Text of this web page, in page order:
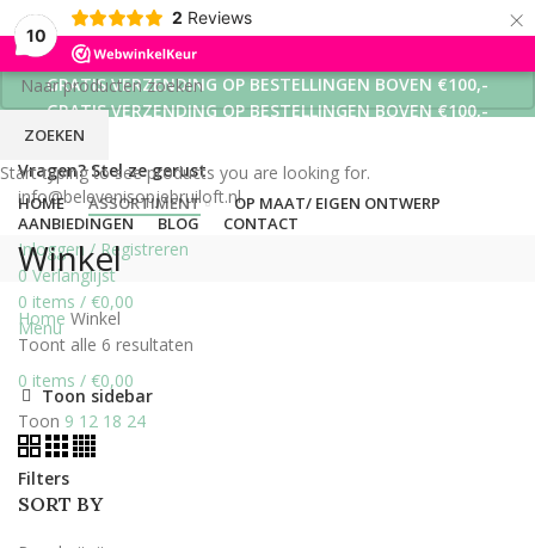
10
2 Reviews ×
GRATIS VERZENDING OP BESTELLINGEN BOVEN €100,-
GRATIS VERZENDING OP BESTELLINGEN BOVEN €100,-
GRATIS VERZENDING OP BESTELLINGEN BOVEN €100,-
Vragen? Stel ze gerust
info@belevenisopjebruiloft.nl
Inloggen / Registreren
0Verlanglijst
0 items / €0,00
Menu
0 items / €0,00
HOME ASSORTIMENT
OP MAAT/ EIGEN ONTWERP
AANBIEDINGEN
BLOG CONTACT
Winkel
Home Winkel
Toont alle 6 resultaten
Toon sidebar
Toon 9 12 18 24
Filters
SORT BY
ZOEKEN
Start typing to see products you are looking for.